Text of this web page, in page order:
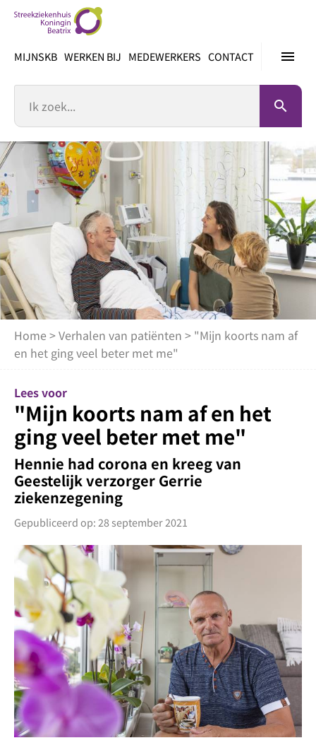
inhoud
menu
MIJNSKB WERKEN BIJ MEDEWERKERS CONTACT
search
Home >Verhalen van patiënten > "Mijn koorts nam af
en het ging veel beter met me"
Lees voor
"Mijn koorts nam af en het
ging veel beter met me"
Hennie had corona en kreeg van
Geestelijk verzorger Gerrie
ziekenzegening
Gepubliceerd op: 28 september 2021